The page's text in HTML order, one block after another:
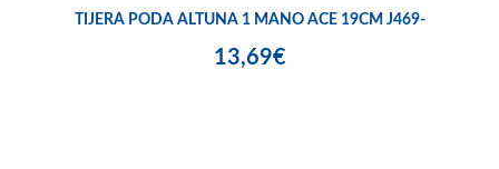
TIJERA PODA ALTUNA 1 MANO ACE 19CM J469-
13,69€